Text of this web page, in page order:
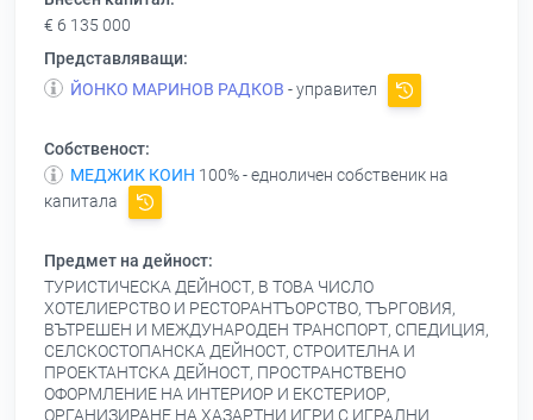
€ 6 135 000
Представляващи:
ЙОНКО МАРИНОВ РАДКОВ - управител
Собственост:
МЕДЖИК КОИН 100% - едноличен собственик на
капитала
Предмет на дейност:
ТУРИСТИЧЕСКА ДЕЙНОСТ, В ТОВА ЧИСЛО
ХОТЕЛИЕРСТВО И РЕСТОРАНТЪОРСТВО, ТЪРГОВИЯ,
ВЪТРЕШЕН И МЕЖДУНАРОДЕН ТРАНСПОРТ, СПЕДИЦИЯ,
СЕЛСКОСТОПАНСКА ДЕЙНОСТ, СТРОИТЕЛНА И
ПРОЕКТАНТСКА ДЕЙНОСТ, ПРОСТРАНСТВЕНО
ОФОРМЛЕНИЕ НА ИНТЕРИОР И ЕКСТЕРИОР,
ОРГАНИЗИРАНЕ НА ХАЗАРТНИ ИГРИ С ИГРАЛНИ